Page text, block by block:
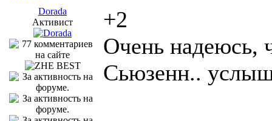
Dorada
Активист
+2
Очень надеюсь,
Сьюзенн..